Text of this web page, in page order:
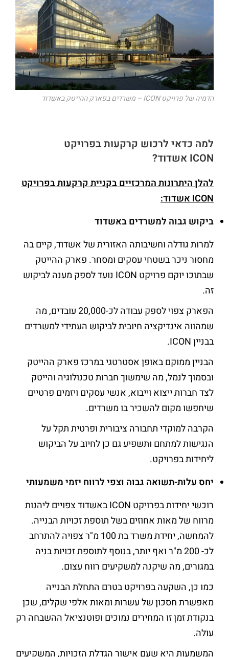
הדמיה של פרויקט ICON – משרדים בפארק ההייטק באשדוד
למה כדאי לרכוש קרקעות בפרויקט
ICON אשדוד?
להלן היתרונות המרכזיים בקניית קרקעות בפרויקט
ICONאשדוד:
ביקוש גבוה למשרדים באשדוד
למרות גודלה וחשיבותה האזורית של אשדוד, קיים בה
מחסור ניכר בשטחי עסקים ומסחר. פארק ההייטק
שבתוכו יוקם פרויקט ICON נועד לספק מענה לביקוש
זה.
הפארק צפוי לספק עבודה לכ-20,000 עובדים, מה
שמהווה אינדיקציה חיובית לביקוש העתידי למשרדים
בבניין ICON.
הבניין ממוקם באופן אסטרטגי במרכז פארק ההייטק
ובסמוך לנמל, מה שימשוך חברות טכנולוגיה והייטק
לצד חברות ייצוא וייבוא, אנשי עסקים ויזמים פרטיים
שיחפשו מקום להשכיר בו משרדים.
הקרבה למוקדי תחבורה ציבורית ופרטית תקל על
הנגישות למתחם ותשפיע גם כן לחיוב על הביקוש
ליחידות בפרויקט.
יחס עלות-תשואה גבוה וצפי לרווח יזמי משמעותי
רוכשי יחידות בפרויקט ICON באשדוד צפויים ליהנות
מרווח של מאות אחוזים בשל תוספת זכויות הבנייה.
להמחשה, יחידת משרד בת 100 מ"ר צפויה להתרחב
לכ- 200 מ"ר ואף יותר, בנוסף לתוספת זכויות בניה
במגורים, מה שיקנה למשקיעים רווח עצום.
כמו כן, השקעה בפרויקט בטרם התחלת הבנייה
מאפשרת חסכון של עשרות ומאות אלפי שקלים, שכן
בנקודת זמן זו המחירים נמוכים ופוטנציאל ההשבחה רק
עולה.
המשמעות היא שעם אישור הגדלת הזכויות, המשקיעים